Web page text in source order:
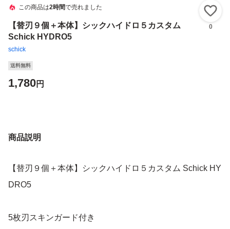
この商品は2時間で売れました
【替刃９個＋本体】シックハイドロ５カスタム
Schick HYDRO5
schick
0
送料無料
1,780円
商品説明
【替刃９個＋本体】シックハイドロ５カスタム Schick HY
DRO5
5枚刃スキンガード付き